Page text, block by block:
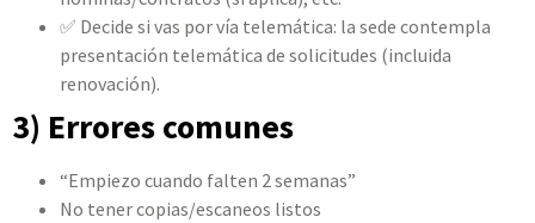
✅ Decide si vas por vía telemática: la sede contempla
presentación telemática de solicitudes (incluida
renovación).
3) Errores comunes
“Empiezo cuando falten 2 semanas”
No tener copias/escaneos listos